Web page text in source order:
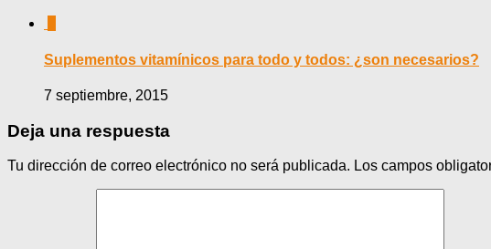
Suplementos vitamínicos para todo y todos: ¿son necesarios?
7 septiembre, 2015
Deja una respuesta
Tu dirección de correo electrónico no será publicada. Los campos